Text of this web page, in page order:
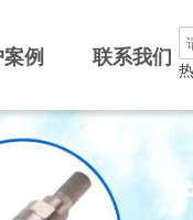
例 联系我们
测